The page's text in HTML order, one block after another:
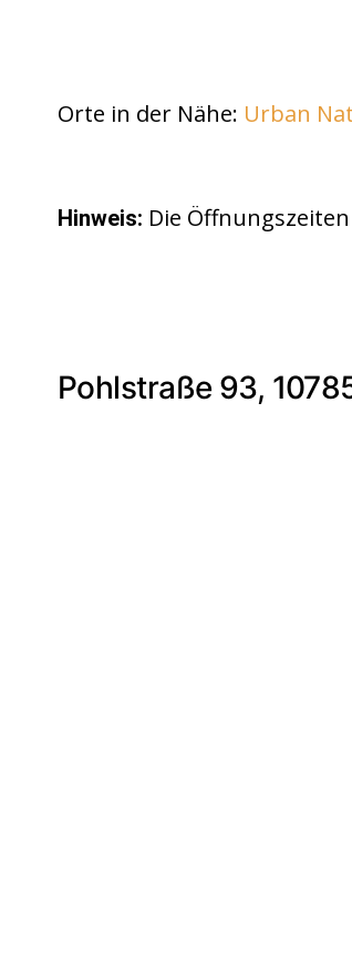
Orte in der Nähe: Urban
Hinweis: Die
Pohlstraße 93,